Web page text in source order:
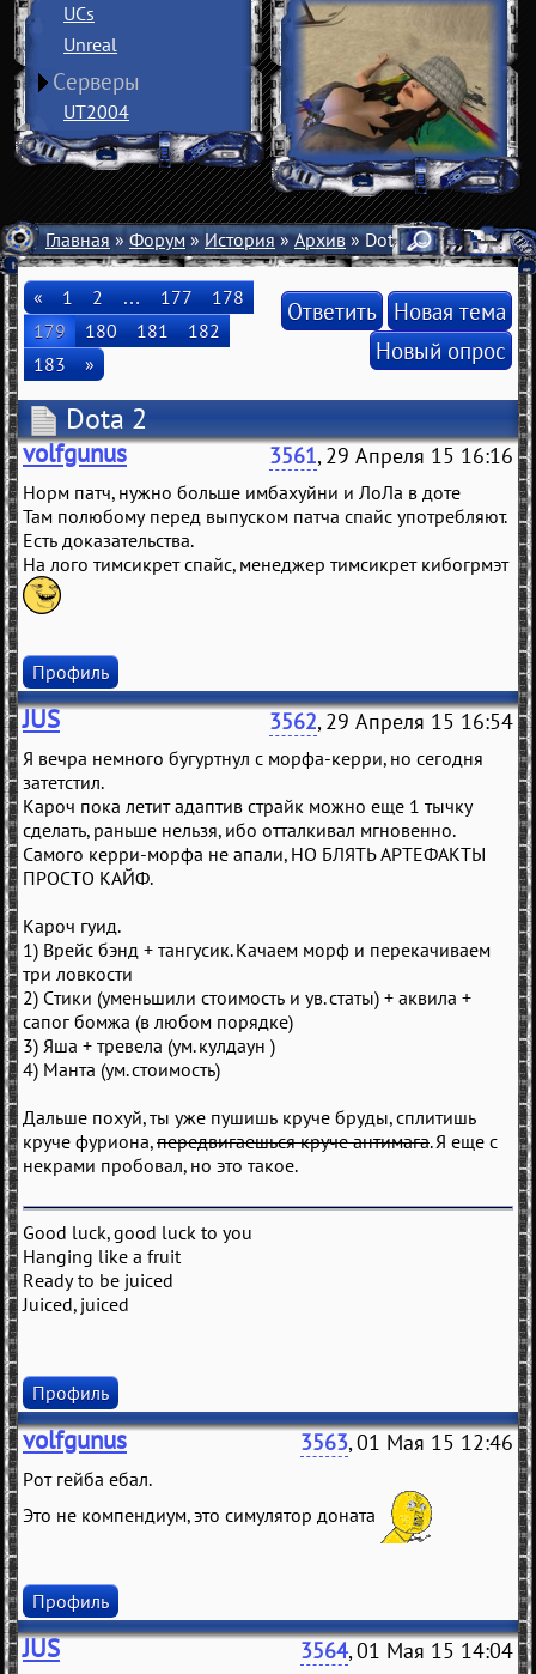
UCs
Unreal
Серверы
UT2004
Главная»Форум»История»Архив» Dota 2
« 1 2 … 177
178
179
180 181
182
183
»
Ответить Новая тема
Новый опрос
Dota 2
volfgunus 3561, 29 Апреля 15 16:16
Норм патч, нужно больше имбахуйни и ЛоЛа в доте
Там полюбому перед выпуском патча спайс употребляют.
Есть доказательства.
На лого тимсикрет спайс, менеджер тимсикрет кибогрмэт
Профиль
JUS 3562, 29 Апреля 15 16:54
Я вечра немного бугуртнул с морфа-керри, но сегодня
затетстил.
Кароч пока летит адаптив страйк можно еще 1 тычку
сделать, раньше нельзя, ибо отталкивал мгновенно.
Самого керри-морфа не апали, НО БЛЯТЬ АРТЕФАКТЫ
ПРОСТО КАЙФ.
Кароч гуид.
1) Врейс бэнд + тангусик. Качаем морф и перекачиваем
три ловкости
2) Стики (уменьшили стоимость и ув. статы) + аквила +
сапог бомжа (в любом порядке)
3) Яша + тревела (ум. кулдаун )
4) Манта (ум. стоимость)
Дальше похуй, ты уже пушишь круче бруды, сплитишь
круче фуриона,передвигаешься круче антимага. Я еще с
некрами пробовал, но это такое.
Good luck, good luck to you
Hanging like a fruit
Ready to be juiced
Juiced, juiced
Профиль
volfgunus 3563, 01 Мая 15 12:46
Рот гейба ебал.
Это не компендиум, это симулятор доната
Профиль
JUS 3564, 01 Мая 15 14:04